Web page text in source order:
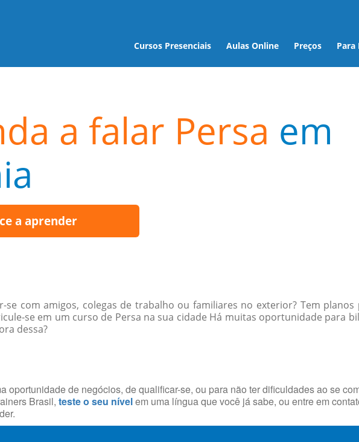
Cursos Presenciais Aulas Online Preços Para
a falar Persa em
a aprender
se com amigos, colegas de trabalho ou familiares no exterior? Tem
se em um curso de Persa na sua cidade Há muitas oportunidade para
dessa?
oportunidade de negócios, de qualificar-se, ou para não ter dificuldades ao se
Brasil, teste o seu nívelem uma língua que você já sabe, ou entre em